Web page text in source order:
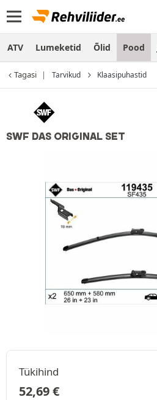
ATV Lumeketid Õlid Pood
Tagasi Tarvikud Klaasipuhastid
SWF DAS ORIGINAL SET
Tükihind
52,69€